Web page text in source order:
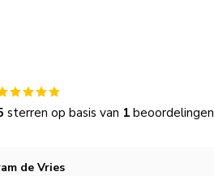
sterren op basis van 1beoordelingen
de Vries